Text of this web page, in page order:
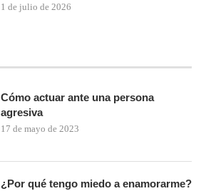
1 de julio de 2026
Cómo actuar ante una persona
agresiva
17 de mayo de 2023
¿Por qué tengo miedo a enamorarme?